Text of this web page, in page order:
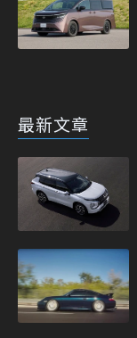
最新文章